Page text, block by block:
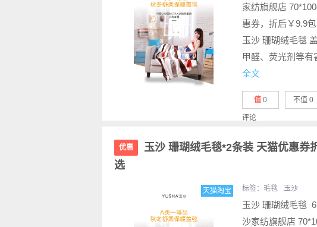
家纺旗舰店
惠券，折后￥9.9
玉沙 珊瑚绒毛毯
甲醛、荧光剂等
全文
值 0 不值 0
评论
优惠
玉沙 珊瑚绒毛毯*2条装 天猫优惠券
选
天猫淘宝 标签： 毛毯 玉沙
玉沙 珊瑚绒毛毯
沙家纺旗舰店